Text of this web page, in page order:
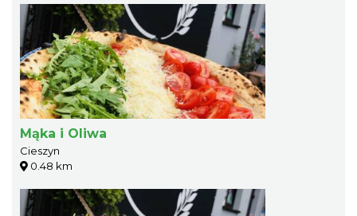
Mąka i Oliwa
Cieszyn
0.48 km